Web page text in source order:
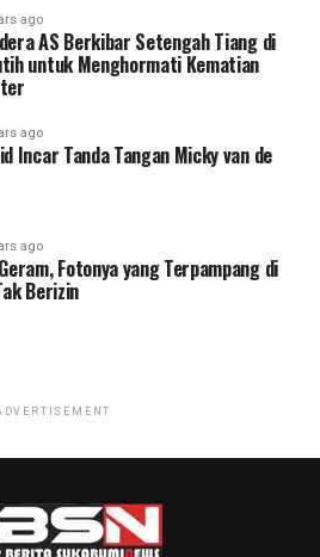
ago
AS Berkibar Setengah Tiang di
untuk Menghormati Kematian
ago
Incar Tanda Tangan Micky van de
ago
Fotonya yang Terpampang di
Berizin